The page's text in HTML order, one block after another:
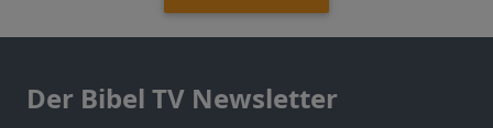
Der Bibel TV Newsletter